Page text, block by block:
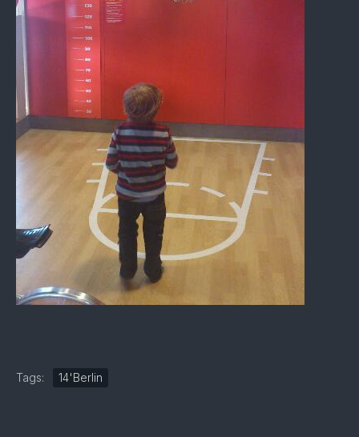
Tags: 14'Berlin